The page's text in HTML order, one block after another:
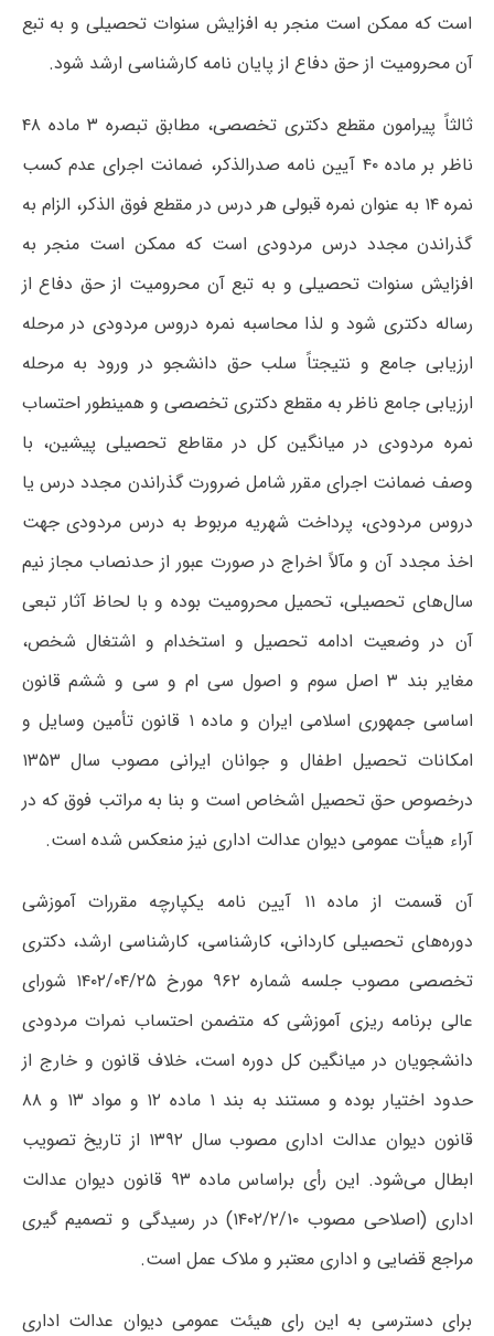
است که ممکن است منجر به افزایش سنوات تحصیلی و به تبع
آن محرومیت از حق دفاع از پایان نامه کارشناسی ارشد شود.
ثالثاً پیرامون مقطع دکتری تخصصی، مطابق تبصره ۳ ماده ۴۸
ناظر بر ماده ۴۰ آیین نامه صدرالذکر، ضمانت اجرای عدم کسب
نمره ۱۴ به عنوان نمره قبولی هر درس در مقطع فوق الذکر، الزام به
گذراندن مجدد درس مردودی است که ممکن است منجر به
افزایش سنوات تحصیلی و به تبع آن محرومیت از حق دفاع از
رساله دکتری شود و لذا محاسبه نمره دروس مردودی در مرحله
ارزیابی جامع و نتیجتاً سلب حق دانشجو در ورود به مرحله
ارزیابی جامع ناظر به مقطع دکتری تخصصی و همینطور احتساب
نمره مردودی در میانگین کل در مقاطع تحصیلی پیشین، با
وصف ضمانت اجرای مقرر شامل ضرورت گذراندن مجدد درس یا
دروس مردودی، پرداخت شهریه مربوط به درس مردودی جهت
اخذ مجدد آن و مآلاً اخراج در صورت عبور از حدنصاب مجاز نیم
سال‌های تحصیلی، تحمیل محرومیت بوده و با لحاظ آثار تبعی
آن در وضعیت ادامه تحصیل و استخدام و اشتغال شخص،
مغایر بند ۳ اصل سوم و اصول سی ام و سی و ششم قانون
اساسی جمهوری اسلامی ایران و ماده ۱ قانون تأمین وسایل و
امکانات تحصیل اطفال و جوانان ایرانی مصوب سال ۱۳۵۳
درخصوص حق تحصیل اشخاص است و بنا به مراتب فوق که در
آراء هیأت عمومی دیوان عدالت اداری‬ نیز منعکس شده است.
آن قسمت از ماده ۱۱ آیین نامه یکپارچه مقررات آموزشی
دوره‌های تحصیلی کاردانی، کارشناسی، کارشناسی ارشد، دکتری
تخصصی مصوب جلسه شماره ۹۶۲ مورخ ۲۵/‏۰۴/‏۱۴۰۲‬ شورای
عالی برنامه ریزی آموزشی که متضمن احتساب نمرات مردودی
دانشجویان در میانگین کل دوره است، خلاف قانون و خارج از
حدود اختیار بوده و مستند به بند ۱ ماده ۱۲ و مواد ۱۳ و ۸۸
قانون دیوان عدالت اداری مصوب سال ۱۳۹۲ از تاریخ تصویب
ابطال می‌شود. این رأی براساس ماده ۹۳ قانون دیوان عدالت
اداری (اصلاحی مصوب ۱۴۰۲/۲/۱۰) در رسیدگی و تصمیم گیری
مراجع قضایی و اداری معتبر و ملاک عمل است.
برای دسترسی به این رای هیئت عمومی دیوان عدالت اداری